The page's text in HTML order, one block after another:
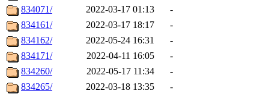
834071/
2022-03-17 01:13
-
834161/
2022-03-17 18:17
-
834162/
2022-05-24 16:31
-
834171/
2022-04-11 16:05
-
834260/
2022-05-17 11:34
-
834265/
2022-03-18 13:35 -